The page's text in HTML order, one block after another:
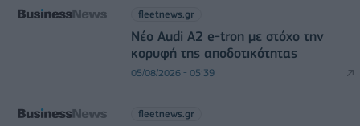
fleetnews.gr
Νέο Audi A2 e-tron με στόχο την
κορυφή της αποδοτικότητας
05/08/2026 - 05:39
fleetnews.gr